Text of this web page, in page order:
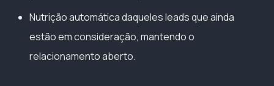
Nutrição automática daqueles leads que ainda
estão em consideração, mantendo o
relacionamento aberto.